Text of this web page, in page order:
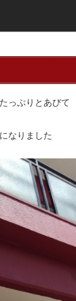
っぷりとあびて
なりました